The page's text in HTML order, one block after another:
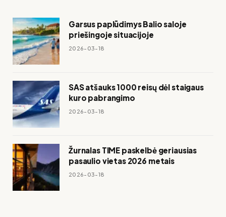
Garsus paplūdimys Balio saloje
priešingoje situacijoje
2026-03-18
SAS atšauks 1000 reisų dėl staigaus
kuro pabrangimo
2026-03-18
Žurnalas TIME paskelbė geriausias
pasaulio vietas 2026 metais
2026-03-18